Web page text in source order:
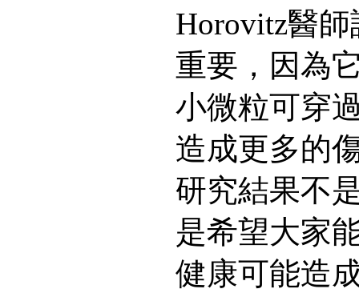
Horovitz醫
重要，因為
小微粒可穿
造成更多的
研究結果不
是希望大家
健康可能造